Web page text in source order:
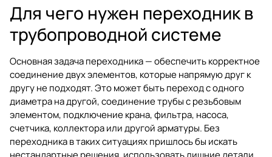
Для чего нужен переходник в
трубопроводной системе
Основная задача переходника — обеспечить корректное
соединение двух элементов, которые напрямую друг к
другу не подходят. Это может быть переход с одного
диаметра на другой, соединение трубы с резьбовым
элементом, подключение крана, фильтра, насоса,
счетчика, коллектора или другой арматуры. Без
переходника в таких ситуациях пришлось бы искать